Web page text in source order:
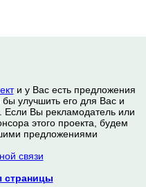
и у Вас есть предложения
улучшить его для Вас и
Вы рекламодатель или
этого проекта, будем
предложениями
связи
страницы